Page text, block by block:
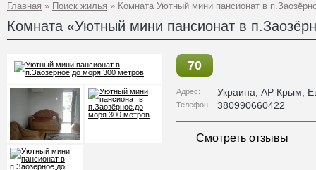
Главная » Поиск жилья » Комната Уютный мини пансионат в
Комната «Уютный мини пансионат в
70
Адрес: Украина АР Крым ,
Телефон: 380990660422
Смотреть отзывы